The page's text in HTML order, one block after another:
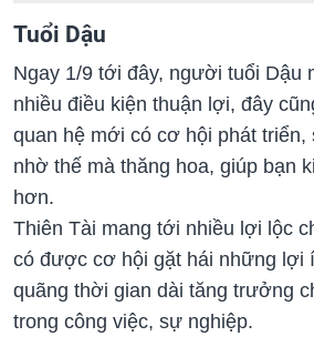
Tuổi Dậu
Ngay 1/9 tới đây, người tuổi Dậu
nhiều điều kiện thuận lợi, đây
quan hệ mới có cơ hội phát triển,
nhờ thế mà thăng hoa, giúp bạn
hơn.
Thiên Tài mang tới nhiều lợi lộc
có được cơ hội gặt hái những lợi
quãng thời gian dài tăng trưởng
trong công việc, sự nghiệp.